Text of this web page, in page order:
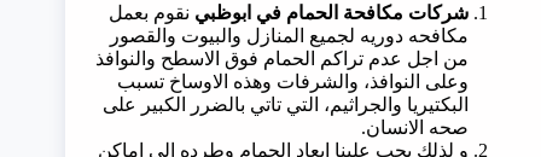
شركات مكافحة الحمام في ابوظبي نقوم بعمل
مكافحه دوريه لجميع المنازل والبيوت والقصور
من اجل عدم تراكم الحمام فوق الاسطح والنوافذ
وعلى النوافذ، والشرفات وهذه الاوساخ تسبب
البكتيريا والجراثيم، التي تاتي بالضرر الكبير على
صحه الانسان.
و لذلك يجب علينا ابعاد الحمام وطرده الى اماكن